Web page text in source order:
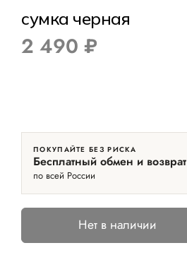
сумка черная
2 490 ₽
ПОКУПАЙТЕ БЕЗ РИСКА
Бесплатный обмен и возврат
по всей России
Нет в наличии